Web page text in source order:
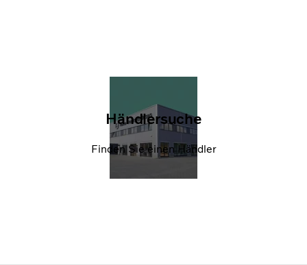
Händlersuche
Finden Sie einen Händler